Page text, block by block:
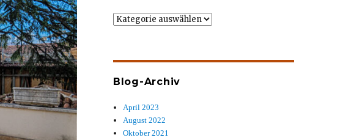
Wer
Blog-Archiv
April 2023
August 2022
Oktober 2021